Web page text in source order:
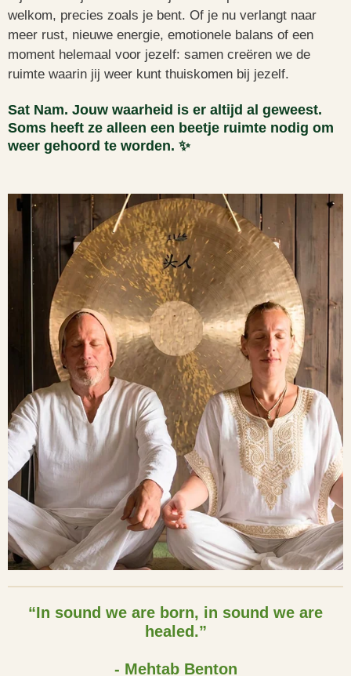
welkom, precies zoals je bent. Of je nu verlangt naar
meer rust, nieuwe energie, emotionele balans of een
moment helemaal voor jezelf: samen creëren we de
ruimte waarin jij weer kunt thuiskomen bij jezelf.
Sat Nam. Jouw waarheid is er altijd al geweest.
Soms heeft ze alleen een beetje ruimte nodig om
weer gehoord te worden. ✨
“In sound we are born, in sound we are
healed.”
- Mehtab Benton